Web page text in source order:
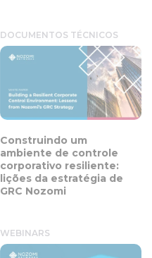
DOCUMENTOS TÉCNICOS
Construindo um
ambiente de controle
corporativo resiliente:
lições da estratégia de
GRC Nozomi
WEBINARS